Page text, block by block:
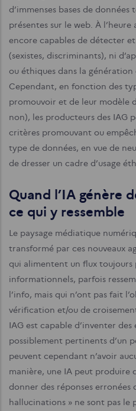
d’immenses bases de
présentes sur le web. À
encore capables de détecter
(sexistes, discriminants), ni
ou éthiques dans la génération
Cependant, en fonction des
promouvoir et de leur modèle
non), les producteurs des IAG
critères promouvant ou
type de données, en vue de
de dresser un cadre d’usage
Quand l’IA génère
ce qui y ressemble
Le paysage médiatique
transformé par ces nouveaux
qui alimentent un flux toujours
informationnels, parfois
l’info, mais qui n’ont pas fait
vérification et/ou de
IAG est capable d’inventer
possiblement pertinents d’un
peuvent cependant n’avoir
manière, une IA peut produire
donner des réponses erronées
hallucinations » ne sont pas le